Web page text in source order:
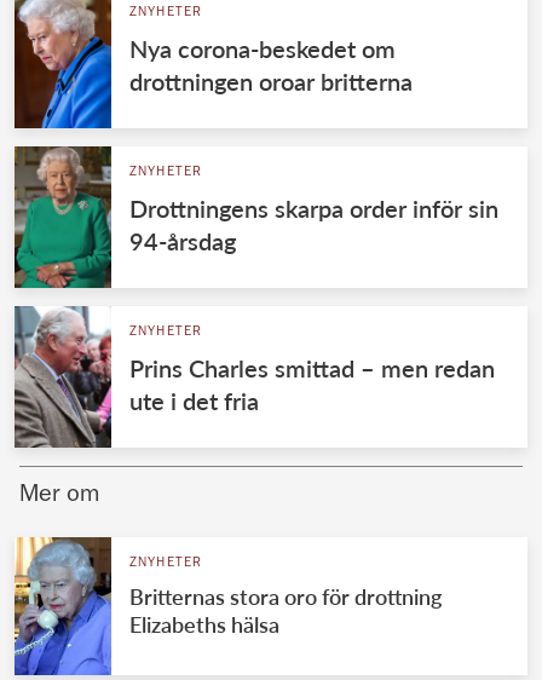
ZNYHETER
Nya corona-beskedet om
drottningen oroar britterna
ZNYHETER
Drottningens skarpa order inför sin
94-årsdag
ZNYHETER
Prins Charles smittad – men redan
ute i det fria
Mer om
ZNYHETER
Britternas stora oro för drottning
Elizabeths hälsa